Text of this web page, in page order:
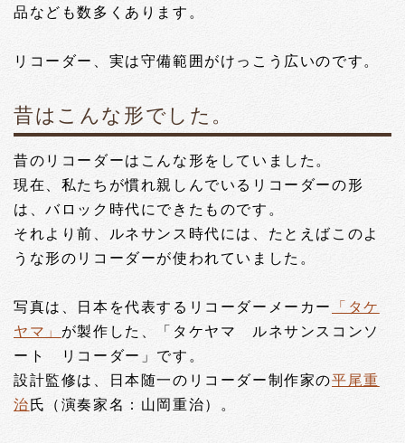
品なども数多くあります。
リコーダー、実は守備範囲がけっこう広いのです。
昔はこんな形でした。
昔のリコーダーはこんな形をしていました。
現在、私たちが慣れ親しんでいるリコーダーの形
は、バロック時代にできたものです。
それより前、ルネサンス時代には、たとえばこのよ
うな形のリコーダーが使われていました。
写真は、日本を代表するリコーダーメーカー
「タケ
ヤマ」 が製作した、「タケヤマ ルネサンスコンソ
ート リコーダー」です。
設計監修は、日本随一のリコーダー制作家の平尾重
治氏（演奏家名：山岡重治）。